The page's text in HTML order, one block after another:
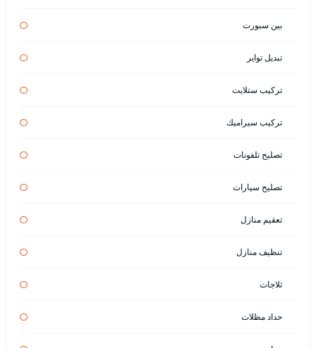
بين سبورت
تبديل تواير
تركيب ستلايت
تركيب سيراميك
تصليح تلفونات
تصليح سيارات
تعقيم منازل
تنظيف منازل
ثلاجات
حداد مظلات